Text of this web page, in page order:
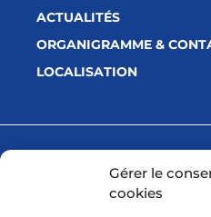
Gérer le
cookies
ACTUALITÉS
ORGANIGRAMME &
LOCALISATION